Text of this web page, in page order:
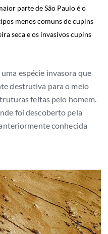
parte de São Paulo é o
menos comuns de cupins
seca e os invasivos cupins
espécie invasora que
destrutiva para o meio
feitas pelo homem.
foi descoberto pela
conhecida